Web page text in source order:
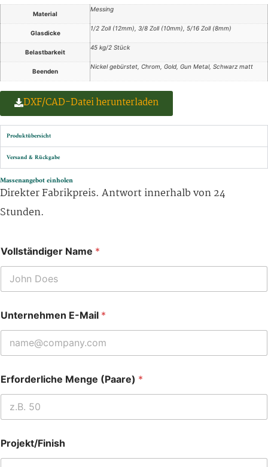
Material
Messing
Glasdicke
1/2 Zoll (12mm), 3/8 Zoll (10mm), 5/16 Zoll (8mm)
Belastbarkeit
45 kg/2 Stück
Beenden
Nickel gebürstet, Chrom, Gold, Gun Metal, Schwarz matt
DXF/CAD-Datei herunterladen
Produktübersicht
Versand & Rückgabe
Massenangebot einholen
Direkter Fabrikpreis. Antwort innerhalb von 24
Stunden.
Vollständiger Name *
Unternehmen E-Mail *
Erforderliche Menge (Paare) *
Projekt/Finish